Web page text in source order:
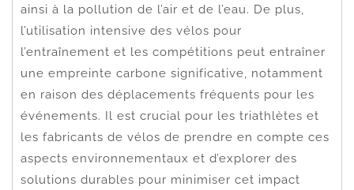
ainsi à la pollution de l’air et de l’eau. De plus,
l’utilisation intensive des vélos pour
l’entraînement et les compétitions peut entraîner
une empreinte carbone significative, notamment
en raison des déplacements fréquents pour les
événements. Il est crucial pour les triathlètes et
les fabricants de vélos de prendre en compte ces
aspects environnementaux et d’explorer des
solutions durables pour minimiser cet impact